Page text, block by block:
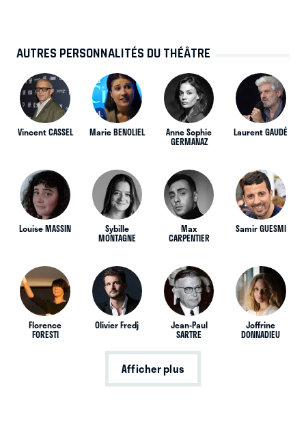
AUTRES PERSONNALITÉS DU THÉÂTRE
Vincent CASSEL Marie BENOLIEL Anne Sophie
GERMANAZ
Laurent GAUDÉ
Louise MASSIN Sybille
MONTAGNE
Max
CARPENTIER
Samir GUESMI
Florence
FORESTI
Olivier Fredj Jean-Paul
SARTRE
Joffrine
DONNADIEU
Afficher plus